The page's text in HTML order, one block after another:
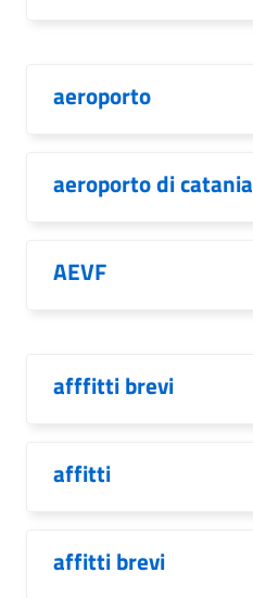
aeroporto
aeroporto di catania
AEVF
afffitti brevi
affitti
affitti brevi